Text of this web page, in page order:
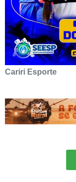
Cariri Esporte